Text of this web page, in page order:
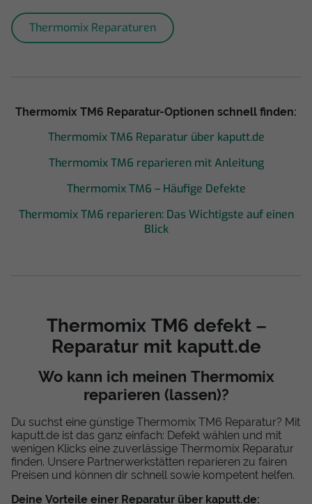
Thermomix Reparaturen
Thermomix TM6 Reparatur-Optionen schnell finden:
Thermomix TM6 Reparatur über kaputt.de
Thermomix TM6 reparieren mit Anleitung
Thermomix TM6 – Häufige Defekte
Thermomix TM6 reparieren: Das Wichtigste auf einen
Blick
Thermomix TM6 defekt –
Reparatur mit kaputt.de
Wo kann ich meinen Thermomix
reparieren (lassen)?
Du suchst eine günstige Thermomix TM6 Reparatur? Mit
kaputt.de ist das ganz einfach: Defekt wählen und mit
wenigen Klicks eine zuverlässige Thermomix Reparatur
finden. Unsere Partnerwerkstätten reparieren zu fairen
Preisen und können dir schnell sowie kompetent helfen.
Deine Vorteile einer Reparatur über kaputt.de: